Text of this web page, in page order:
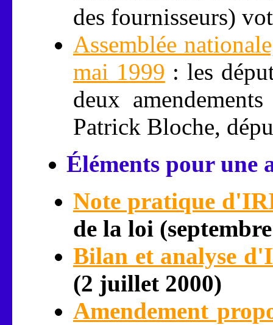
des fournisseurs)
Assemblée
mai 1999 : les
deux
Patrick Bloche,
Éléments pour une
Note pratique
de la loi
Bilan et analyse
(2 juillet 2000)
Amendement